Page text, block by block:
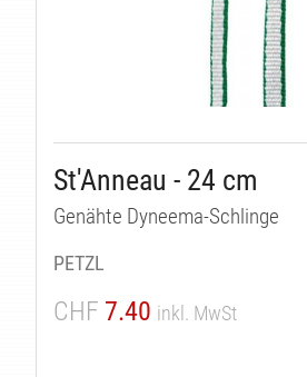
St'Anneau - 24 cm
Genähte Dyneema-Schlinge
PETZL
CHF 7.40 inkl. MwSt